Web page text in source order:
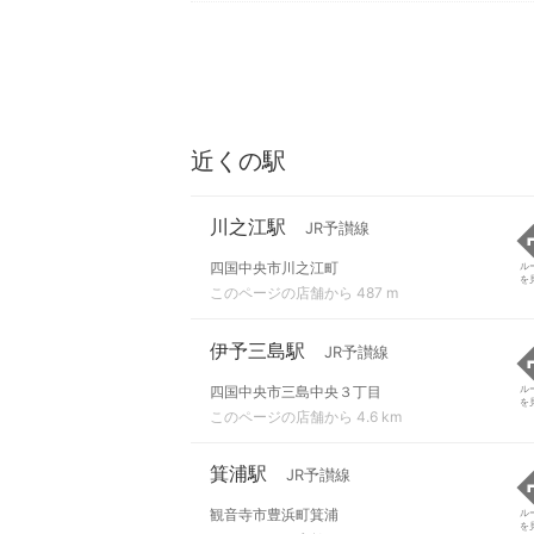
近くの駅
川之江駅 JR予讃線
四国中央市川之江町
このページの店舗から 487 m
ル
を
伊予三島駅 JR予讃線
四国中央市三島中央３丁目
このページの店舗から 4.6 km
ル
を
箕浦駅 JR予讃線
観音寺市豊浜町箕浦
ル
を